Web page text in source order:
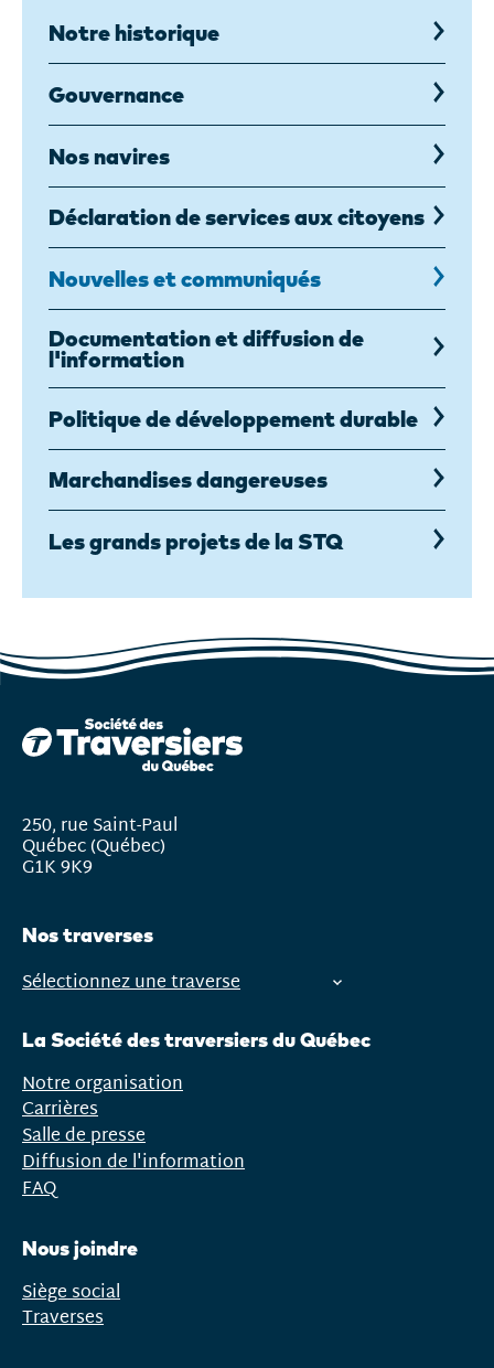
Notre historique
Gouvernance
Nos navires
Déclaration de services aux citoyens
Nouvelles et communiqués
Documentation et diffusion de
l'information
Politique de développement durable
Marchandises dangereuses
Les grands projets de la STQ
250, rue Saint-Paul
Québec (Québec)
G1K 9K9
Nos traverses
Ouvrir
menu
Sélectionnez une traverse
La Société des traversiers du Québec
Notre organisation
Carrières
Salle de presse
Diffusion de l'information
FAQ
Nous joindre
Siège social
Traverses